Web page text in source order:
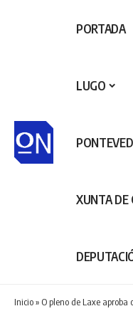
PORTADA
LUGO
XUNTA DE
Inicio» O pleno de Laxe aproba o